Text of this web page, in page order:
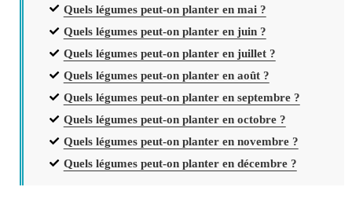
Quels légumes peut-on planter en mai ?
Quels légumes peut-on planter en juin ?
Quels légumes peut-on planter en juillet ?
Quels légumes peut-on planter en août ?
Quels légumes peut-on planter en septembre ?
Quels légumes peut-on planter en octobre ?
Quels légumes peut-on planter en novembre ?
Quels légumes peut-on planter en décembre ?